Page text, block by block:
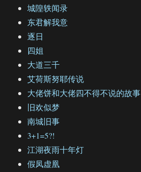
城隍轶闻录
东君解我意
逐日
四姐
大道三千
艾荷斯努耶传说
大佬饼和大佬四不得不说的故事
旧欢似梦
南城旧事
3+1=5?!
江湖夜雨十年灯
假凤虚凰